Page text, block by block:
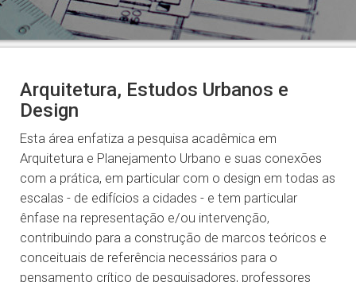
Arquitetura, Estudos Urbanos e
Design
Esta área enfatiza a pesquisa acadêmica em
Arquitetura e Planejamento Urbano e suas conexões
com a prática, em particular com o design em todas as
escalas - de edifícios a cidades - e tem particular
ênfase na representação e/ou intervenção,
contribuindo para a construção de marcos teóricos e
conceituais de referência necessários para o
pensamento crítico de pesquisadores, professores